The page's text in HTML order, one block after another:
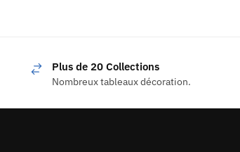
Plus de 20 Collections
Nombreux tableaux décoration.